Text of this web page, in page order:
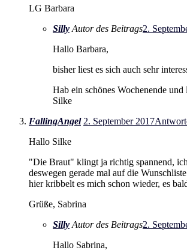
LG Barbara
Silly Autor des Beitrags2.
Hallo Barbara,
bisher liest es sich auch sehr
Hab ein schönes Wochenende und
Silke
FallingAngel 2. September 2017
Hallo Silke
"Die Braut" klingt ja richtig spannend,
deswegen gerade mal auf die
hier kribbelt es mich schon wieder, es
Grüße, Sabrina
Silly Autor des Beitrags2.
Hallo Sabrina,